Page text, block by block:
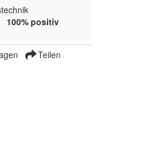
100% positiv
Teilen